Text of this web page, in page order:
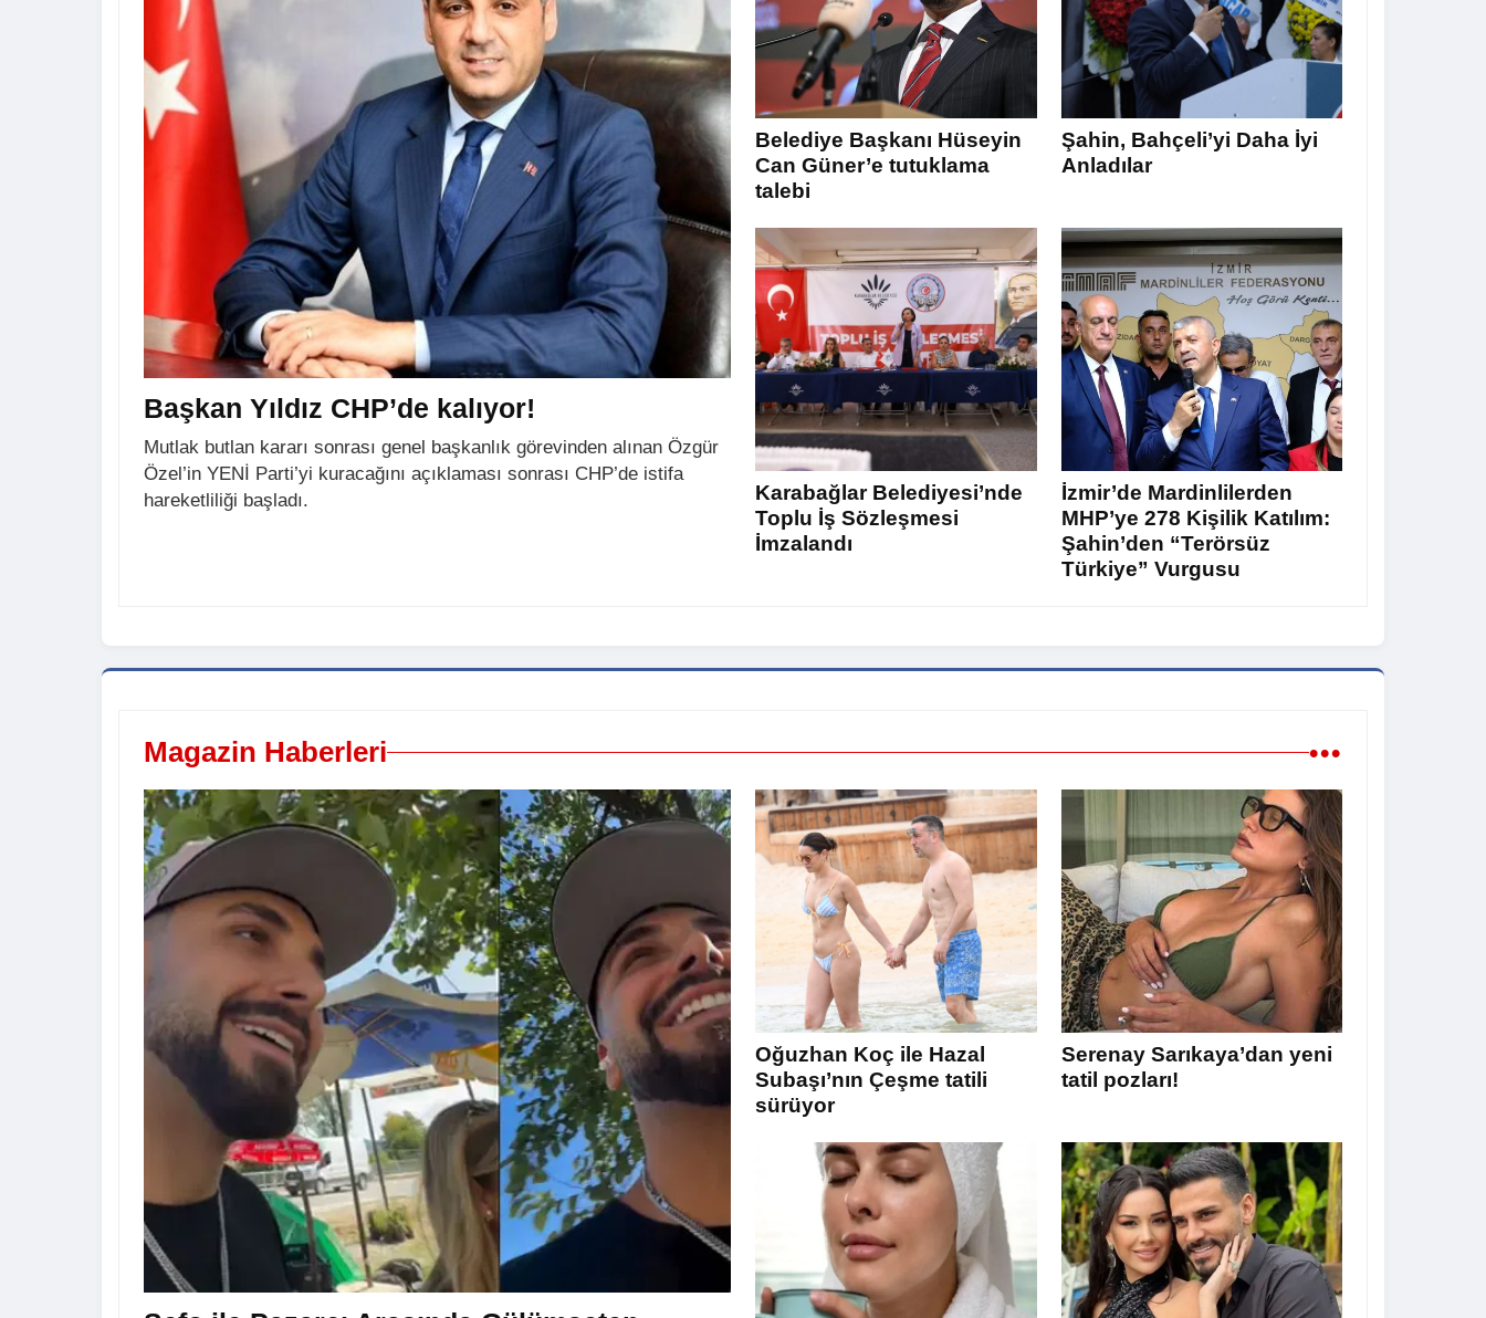
Başkan Yıldız CHP’de kalıyor!
Mutlak butlan kararı sonrası genel başkanlık görevinden alınan Özgür
Özel’in YENİ Parti’yi kuracağını açıklaması sonrası CHP’de istifa
hareketliliği başladı.
Belediye Başkanı Hüseyin
Can Güner’e tutuklama
talebi
Şahin, Bahçeli’yi Daha İyi
Anladılar
Karabağlar Belediyesi’nde
Toplu İş Sözleşmesi
İmzalandı
İzmir’de Mardinlilerden
MHP’ye 278 Kişilik Katılım:
Şahin’den “Terörsüz
Türkiye” Vurgusu
Magazin Haberleri •••
Oğuzhan Koç ile Hazal
Subaşı’nın Çeşme tatili
sürüyor
Serenay Sarıkaya’dan yeni
tatil pozları!